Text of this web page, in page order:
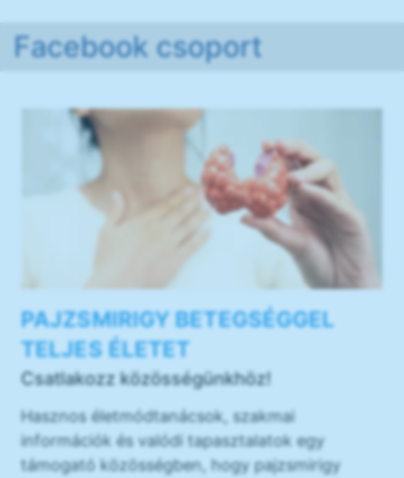
Facebook csoport
PAJZSMIRIGY BETEGSÉGGEL
TELJES ÉLETET
Csatlakozz közösségünkhöz!
Hasznos életmódtanácsok, szakmai
információk és valódi tapasztalatok egy
támogató közösségben, hogy pajzsmirigy